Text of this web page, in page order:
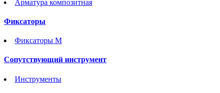
Арматура композитная
Фиксаторы
Фиксаторы М
Сопутствующий инструмент
Инструменты